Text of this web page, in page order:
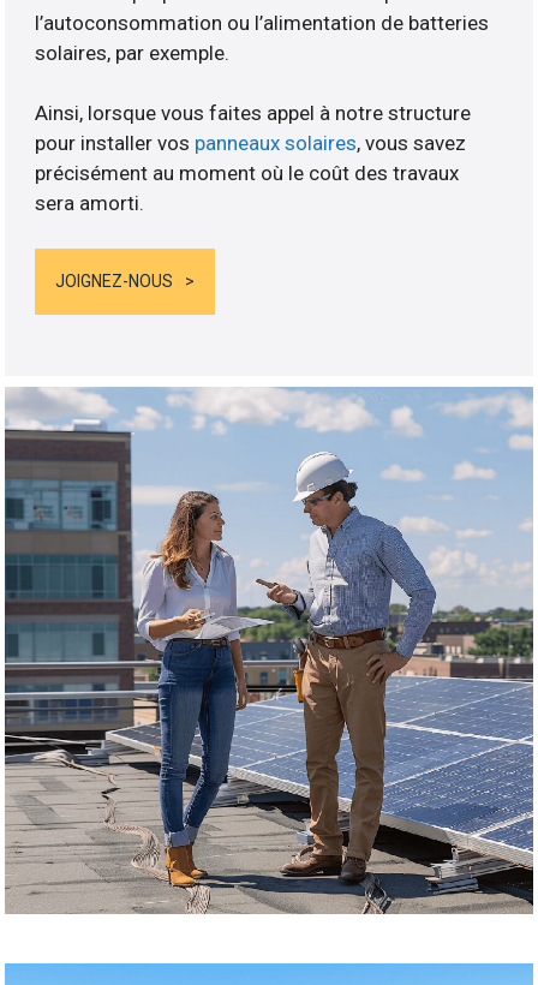
l’autoconsommation ou l’alimentation de batteries
solaires, par exemple.
Ainsi, lorsque vous faites appel à notre structure
pour installer vos panneaux solaires, vous savez
précisément au moment où le coût des travaux
sera amorti.
JOIGNEZ-NOUS